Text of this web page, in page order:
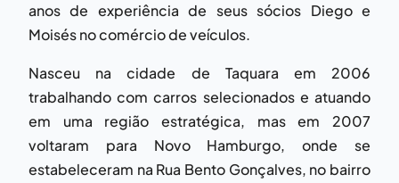
anos de experiência de seus sócios Diego e
Moisés no comércio de veículos.
Nasceu na cidade de Taquara em 2006
trabalhando com carros selecionados e atuando
em uma região estratégica, mas em 2007
voltaram para Novo Hamburgo, onde se
estabeleceram na Rua Bento Gonçalves, no bairro